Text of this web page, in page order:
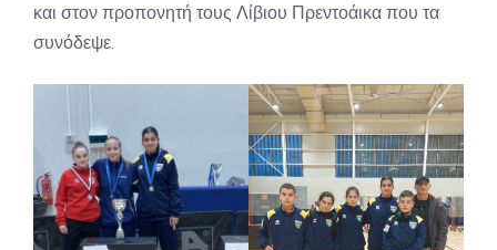
και στον προπονητή τους Λίβιου Πρεντοάικα που τα
συνόδεψε.